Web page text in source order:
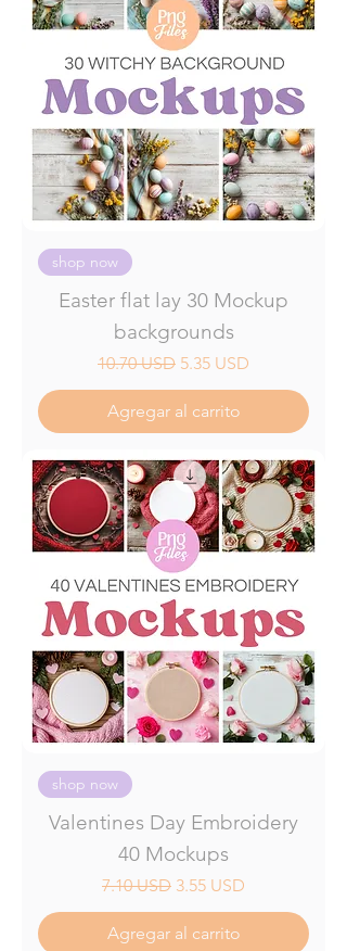
shop now
Easter flat lay 30 Mockup
backgrounds
Precio
10.70 USD Precio de oferta
5.35 USD
Agregar al carrito
shop now
Valentines Day Embroidery
40 Mockups
Precio
7.10 USD Precio de oferta
3.55 USD
Agregar al carrito